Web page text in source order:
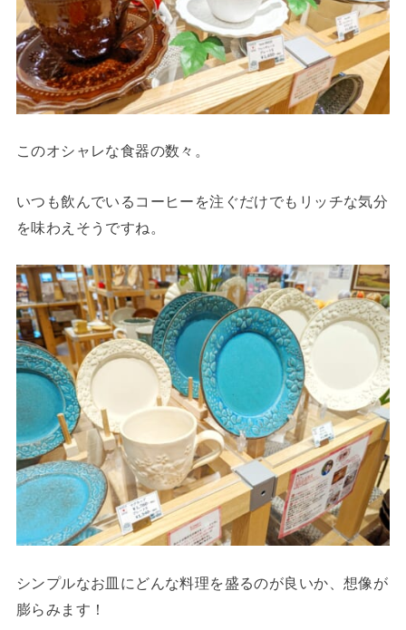
このオシャレな食器の数々。
いつも飲んでいるコーヒーを注ぐだけでもリッチな気分
を味わえそうですね。
シンプルなお皿にどんな料理を盛るのが良いか、想像が
膨らみます！